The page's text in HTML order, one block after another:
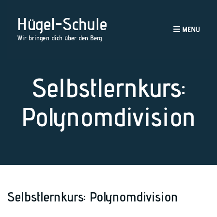
Hügel-Schule
Wir bringen dich über den Berg
MENU
Selbstlernkurs:
Polynomdivision
Selbstlernkurs: Polynomdivision